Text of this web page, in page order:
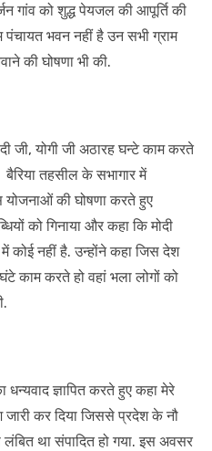
गांव को शुद्ध पेयजल की आपूर्ति की
पंचायत भवन नहीं है उन सभी ग्राम
की घोषणा भी की.
जी, योगी जी अठारह घन्टे काम करते
तहसील के सभागार में
की घोषणा करते हुए
को गिनाया और कहा कि मोदी
में कोई नहीं है. उन्होंने कहा जिस देश
काम करते हो वहां भला लोगों को
ज्ञापित करते हुए कहा मेरे
कर दिया जिससे प्रदेश के नौ
लंबित था संपादित हो गया. इस अवसर